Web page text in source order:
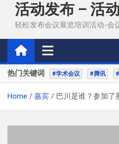
活动发布 – 活
轻松发布会议展览培训活动-会
热门关键词 #学术会议 #腾讯
Home 嘉宾 巴川是谁？参加了